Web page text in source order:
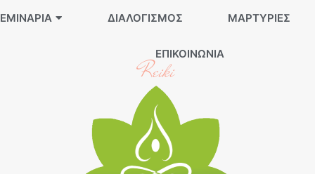
ΔΙΑΛΟΓΙΣΜΌΣ ΜΑΡΤΥΡΊΕΣ
ΕΠΙΚΟΙΝΩΝΊΑ
Reiki